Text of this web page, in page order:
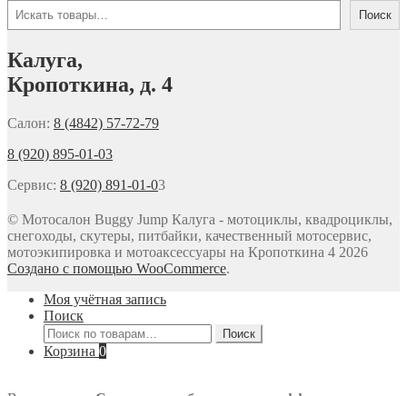
Поиск
Калуга,
Кропоткина, д. 4
Салон: 8 (4842) 57-72-79
8 (920) 895-01-03
Сервис: 8 (920) 891-01-03
© Мотосалон Buggy Jump Калуга - мотоциклы, квадроциклы,
снегоходы, скутеры, питбайки, качественный мотосервис,
мотоэкипировка и мотоаксессуары на Кропоткина 4 2026
Создано с помощью WooCommerce.
Моя учётная запись
Поиск
Искать:
Поиск
Корзина 0